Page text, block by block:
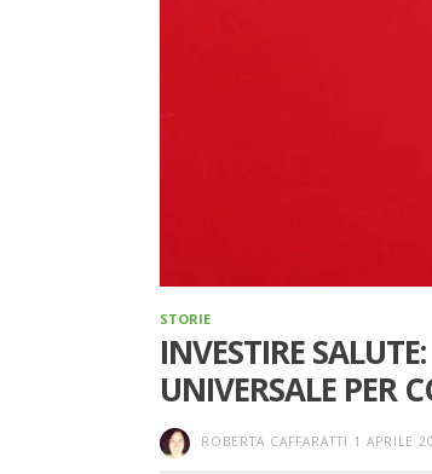
STORIE
INVESTIRE
UNIVERSALE PER
ROBERTA CAFFARATTI 1 APRILE